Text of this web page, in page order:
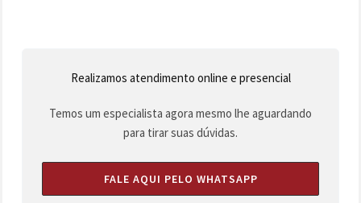
Realizamos atendimento online e presencial
Temos um especialista agora mesmo lhe aguardando
para tirar suas dúvidas.
FALE AQUI PELO WHATSAPP